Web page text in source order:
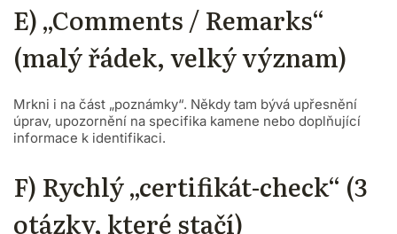
E) „Comments / Remarks“
(malý řádek, velký význam)
Mrkni i na část „poznámky“. Někdy tam bývá upřesnění
úprav, upozornění na specifika kamene nebo doplňující
informace k identifikaci.
F) Rychlý „certifikát-check“ (3
otázky, které stačí)